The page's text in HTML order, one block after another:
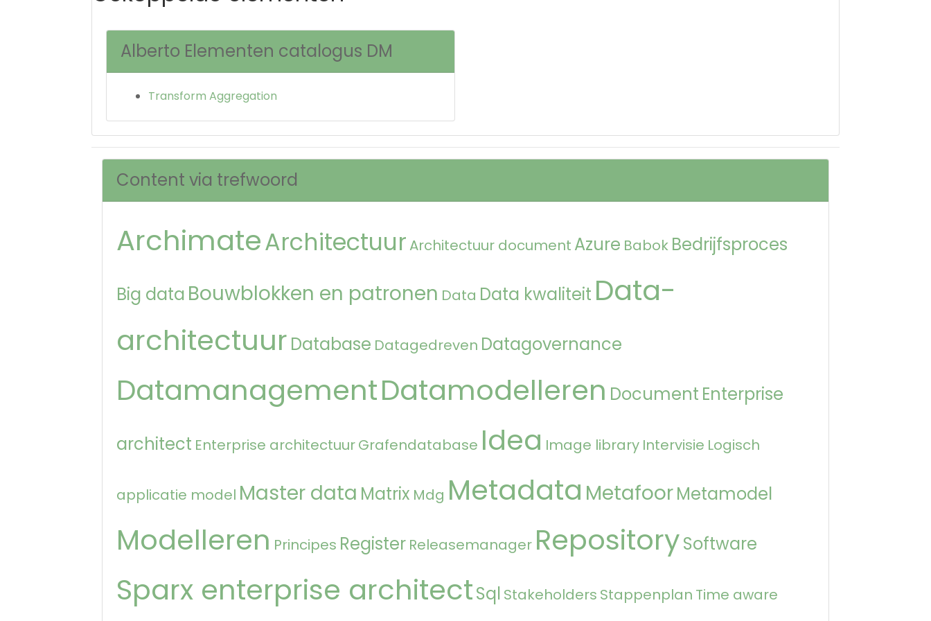
Alberto Elementen catalogus DM
Transform Aggregation
Content via trefwoord
ArchimateArchitectuur Architectuur document Azure Babok Bedrijfsproces
Big data Bouwblokken en patronen Data Data kwaliteit Data-
architectuur Database Datagedreven Datagovernance
DatamanagementDatamodelleren Document Enterprise
architect Enterprise architectuurGrafendatabase Idea Image library Intervisie Logisch
applicatie model Master data Matrix Mdg Metadata MetafoorMetamodel
Modelleren Principes Register Releasemanager RepositorySoftware
Sparx enterprise architectSql Stakeholders Stappenplan Time aware